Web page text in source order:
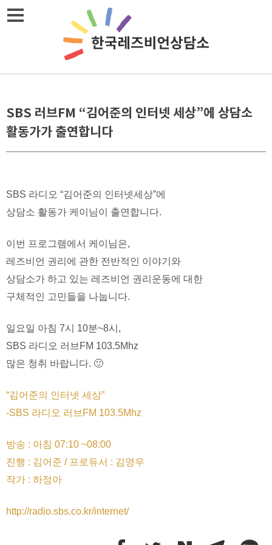
Skip
SBS 러브FM “김어준의 인터넷 세상”에 상담소
활동가가 출연합니다
SBS 라디오 “김어준의 인터넷세상”에
상담소 활동가 케이님이 출연합니다.
이번 프로그램에서 케이님은,
레즈비언 권리에 관한 전반적인 이야기와
상담소가 하고 있는 레즈비언 권리운동에 대한
구체적인 고민들을 나눕니다.
일요일 아침 7시 10분~8시,
SBS 라디오 러브FM 103.5Mhz
많은 청취 바랍니다. 🙂
“김어준의 인터넷 세상”
-SBS 라디오 러브FM 103.5Mhz
방송 : 아침 07:10 ~08:00
진행 : 김어준 / 프로듀서 : 김영우
작가 : 하정아
http://radio.sbs.co.kr/internet/